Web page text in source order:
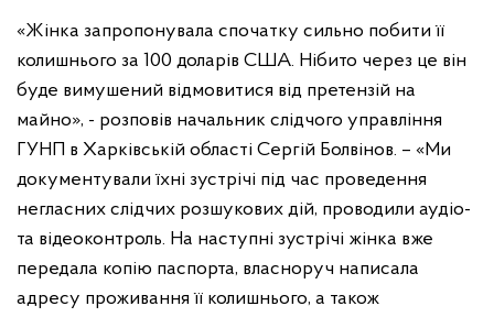
«Жінка запропонувала спочатку сильно побити її
колишнього за 100 доларів США. Нібито через це він
буде вимушений відмовитися від претензій на
майно», - розповів начальник слідчого управління
ГУНП в Харківській області Сергій Болвінов. – «Ми
документували їхні зустрічі під час проведення
негласних слідчих розшукових дій, проводили аудіо-
та відеоконтроль. На наступні зустрічі жінка вже
передала копію паспорта, власноруч написала
адресу проживання її колишнього, а також